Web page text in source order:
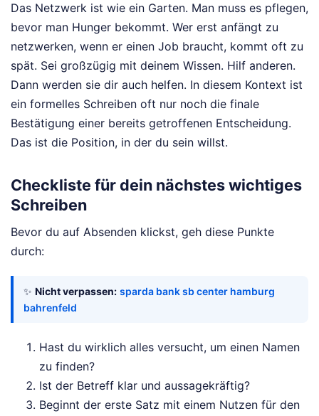
Das Netzwerk ist wie ein Garten. Man muss es pflegen,
bevor man Hunger bekommt. Wer erst anfängt zu
netzwerken, wenn er einen Job braucht, kommt oft zu
spät. Sei großzügig mit deinem Wissen. Hilf anderen.
Dann werden sie dir auch helfen. In diesem Kontext ist
ein formelles Schreiben oft nur noch die finale
Bestätigung einer bereits getroffenen Entscheidung.
Das ist die Position, in der du sein willst.
Checkliste für dein nächstes wichtiges
Schreiben
Bevor du auf Absenden klickst, geh diese Punkte
durch:
✨ Nicht verpassen: sparda bank sb center hamburg
bahrenfeld
Hast du wirklich alles versucht, um einen Namen
zu finden?
Ist der Betreff klar und aussagekräftig?
Beginnt der erste Satz mit einem Nutzen für den